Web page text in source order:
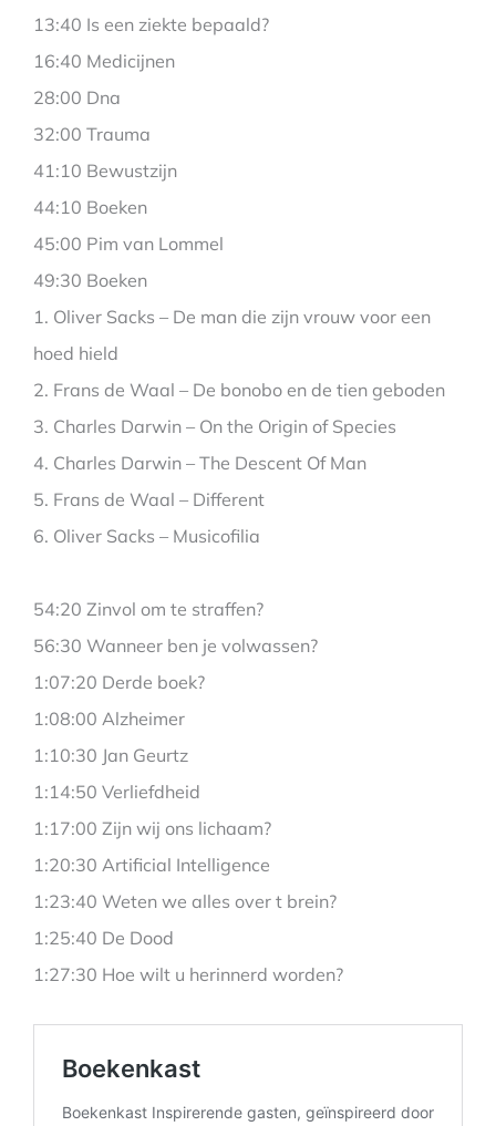
13:40 Is een ziekte bepaald?
16:40 Medicijnen
28:00 Dna
32:00 Trauma
41:10 Bewustzijn
44:10 Boeken
45:00 Pim van Lommel
49:30 Boeken
1. Oliver Sacks – De man die zijn vrouw voor een
hoed hield
2. Frans de Waal – De bonobo en de tien geboden
3. Charles Darwin – On the Origin of Species
4. Charles Darwin – The Descent Of Man
5. Frans de Waal – Different
6. Oliver Sacks – Musicofilia
54:20 Zinvol om te straffen?
56:30 Wanneer ben je volwassen?
1:07:20 Derde boek?
1:08:00 Alzheimer
1:10:30 Jan Geurtz
1:14:50 Verliefdheid
1:17:00 Zijn wij ons lichaam?
1:20:30 Artificial Intelligence
1:23:40 Weten we alles over t brein?
1:25:40 De Dood
1:27:30 Hoe wilt u herinnerd worden?